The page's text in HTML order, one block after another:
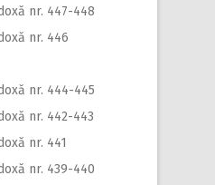
nr. 447-448
nr. 446
nr. 444-445
nr. 442-443
nr. 441
nr. 439-440